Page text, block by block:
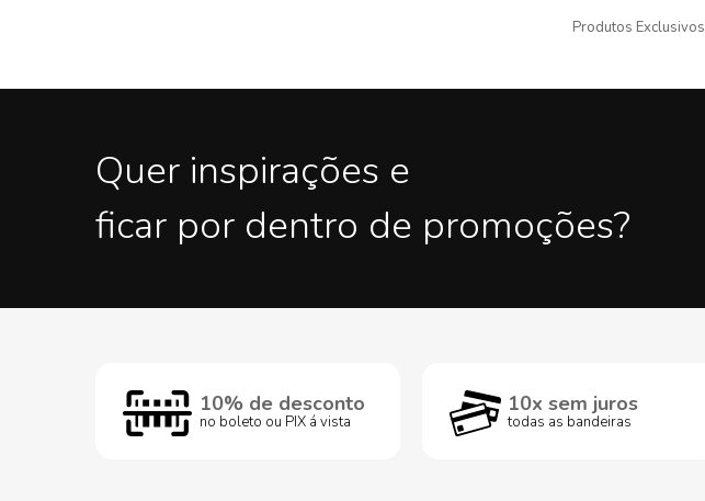
Produtos Exclusivos
Quer inspirações e
ficar por dentro de promoções?
10% de desconto
no boleto ou PIX á vista
10x sem juros
todas as bandeiras